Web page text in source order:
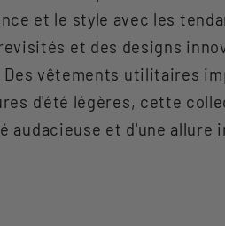
et le style avec les
et des designs
vêtements utilitaires
d'été légères, cette
audacieuse et d'une allure